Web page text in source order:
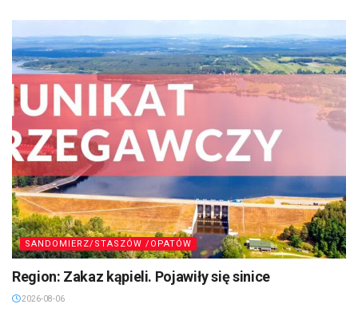
SANDOMIERZ/STASZÓW /OPATÓW
Region: Zakaz kąpieli. Pojawiły się sinice
2026-08-06